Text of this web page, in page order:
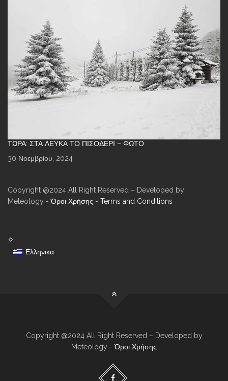
ΤΏΡΑ: ΣΤΑ ΛΕΥΚΆ ΤΟ ΠΙΣΟΔΈΡΙ – ΦΩΤΌ
30 Νοεμβρίου, 2024
Copyright @2024 All Right Reserved – Developed by
Meteology -Όροι Χρήσης - Terms and Conditions
Ελληνικα
Copyright @2024 All Right Reserved – Developed by
Meteology -Όροι Χρήσης